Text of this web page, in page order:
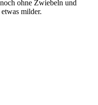
ohne Zwiebeln und
milder.